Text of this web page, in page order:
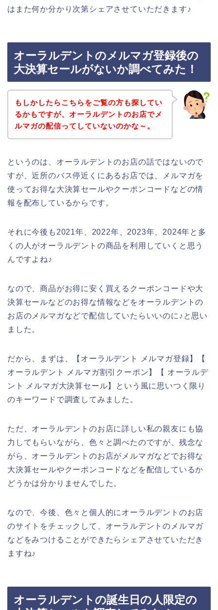
はまた何か分かり次第シェアさせていただきます♪
オーラルデントのメルマガ登録後の
大決算セールがないか調べてみた！
もしかしたらこちらをご覧の方も探してい
るかもですが、オーラルデントのお店でメ
ルマガの配信ってしていないのかな～。
というのは、オーラルデントのお店の話ではないので
すが、近所のバス停近くにあるお店では、メルマガを
使ってお得な大決算セールやクーポンコードなどの情
報を配布しているからです。
それに今後も2021年、2022年、2023年、2024年と多
くの人がオーラルデントの商品を利用していくと思う
んですよね♪
なので、商品がお得に安く買えるクーポンコードや大
決算セールなどのお得な情報などをオーラルデントの
お店のメルマガなどで配信していたらいいのに♪と思い
ました。
だから、まずは、【オーラルデント メルマガ登録】【
オーラルデント メルマガ割引クーポン】【 オーラルデ
ント メルマガ大決算セール】という風に思いつく限り
のキーワードで調査してみました。
ただ、オーラルデントのお店に詳しい私の親友にも協
力してもらいながら、色々と調べたのですが、残念な
がら、オーラルデントのお店がメルマガなどでお得な
大決算セールやクーポンコードなどを配信しているか
どうかは分かりませんでした。
なので、今後、色々と個人的にオーラルデントのお店
のサイトをチェックして、オーラルデントのメルマガ
などをみつけることができたらシェアさせていただき
ますね♪
オーラルデントの誕生日の人限定の